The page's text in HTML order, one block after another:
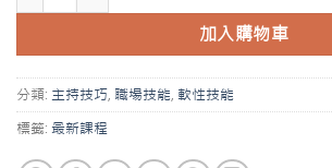
加入購物車
分類: 主持技巧, 職場技能, 軟性技能
標籤: 最新課程